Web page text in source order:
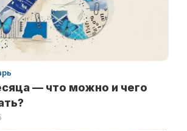
— что можно и чего